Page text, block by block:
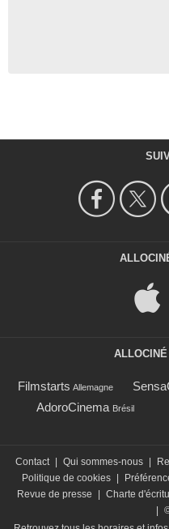
Filmstarts Allemagne
AdoroCinema Brésil
Contact Qui sommes-nous
Politique de cookies
Revue de presse
Charte